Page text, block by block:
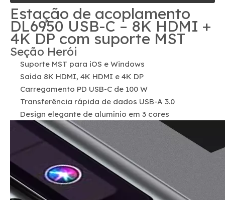
Estação de acoplamento
DL6950 USB-C – 8K HDMI +
4K DP com suporte MST
Seção Herói
Suporte MST para iOS e Windows
Saída 8K HDMI, 4K HDMI e 4K DP
Carregamento PD USB-C de 100 W
Transferência rápida de dados USB-A 3.0
Design elegante de alumínio em 3 cores